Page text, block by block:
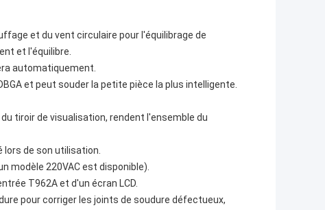
et du vent circulaire pour l'équilibrage de
et l'équilibre.
automatiquement.
et peut souder la petite pièce la plus intelligente.
tiroir de visualisation, rendent l'ensemble du
de son utilisation.
modèle 220VAC est disponible).
T962A et d'un écran LCD.
pour corriger les joints de soudure défectueux,